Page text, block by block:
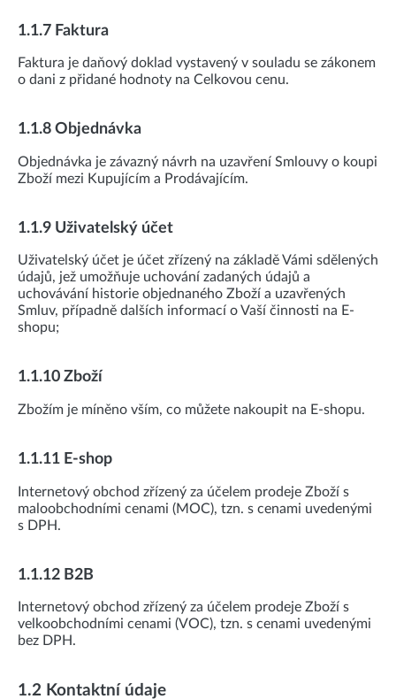
1.1.7 Faktura
Faktura je daňový doklad vystavený v souladu se zákonem
o dani z přidané hodnoty na Celkovou cenu.
1.1.8 Objednávka
Objednávka je závazný návrh na uzavření Smlouvy o koupi
Zboží mezi Kupujícím a Prodávajícím.
1.1.9 Uživatelský účet
Uživatelský účet je účet zřízený na základě Vámi sdělených
údajů, jež umožňuje uchování zadaných údajů a
uchovávání historie objednaného Zboží a uzavřených
Smluv, případně dalších informací o Vaší činnosti na E-
shopu;
1.1.10 Zboží
Zbožím je míněno vším, co můžete nakoupit na E-shopu.
1.1.11 E-shop
Internetový obchod zřízený za účelem prodeje Zboží s
maloobchodními cenami (MOC), tzn. s cenami uvedenými
s DPH.
1.1.12 B2B
Internetový obchod zřízený za účelem prodeje Zboží s
velkoobchodními cenami (VOC), tzn. s cenami uvedenými
bez DPH.
1.2 Kontaktní údaje